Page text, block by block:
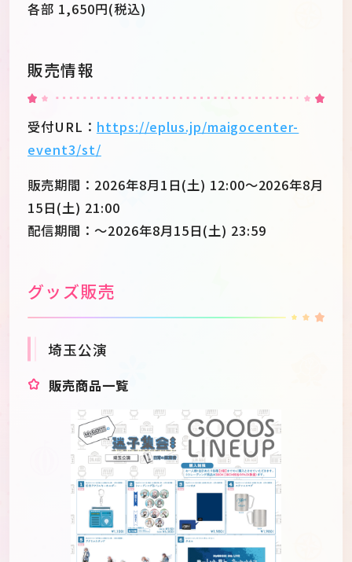
各部 1,650円(税込)
販売情報
受付URL： https://eplus.jp/maigocenter-
event3/st/
販売期間：2026年8月1日(土) 12:00～2026年8月
15日(土) 21:00
配信期間：～2026年8月15日(土) 23:59
グッズ販売
埼玉公演
販売商品一覧